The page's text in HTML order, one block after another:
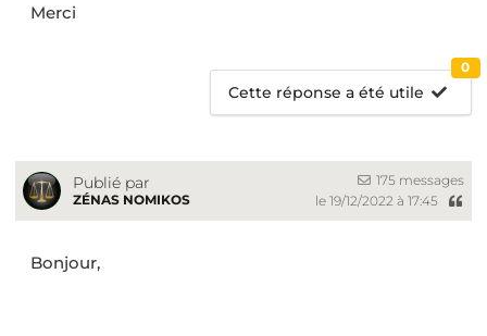
Merci
Cette réponse a été utile
0
Publié par
ZÉNAS NOMIKOS
175 messages
le 19/12/2022 à 17:45
Bonjour,